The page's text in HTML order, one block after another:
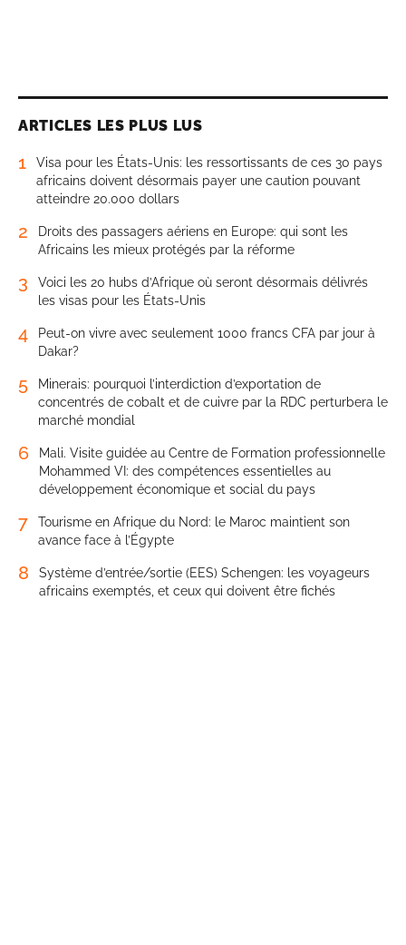
ARTICLES LES PLUS LUS
1
Visa pour les États-Unis: les ressortissants de ces 30 pays
africains doivent désormais payer une caution pouvant
atteindre 20.000 dollars
2
Droits des passagers aériens en Europe: qui sont les
Africains les mieux protégés par la réforme
3
Voici les 20 hubs d’Afrique où seront désormais délivrés
les visas pour les États-Unis
4
Peut-on vivre avec seulement 1000 francs CFA par jour à
Dakar?
5
Minerais: pourquoi l’interdiction d’exportation de
concentrés de cobalt et de cuivre par la RDC perturbera le
marché mondial
6
Mali. Visite guidée au Centre de Formation professionnelle
Mohammed VI: des compétences essentielles au
développement économique et social du pays
7
Tourisme en Afrique du Nord: le Maroc maintient son
avance face à l’Égypte
8
Système d’entrée/sortie (EES) Schengen: les voyageurs
africains exemptés, et ceux qui doivent être fichés